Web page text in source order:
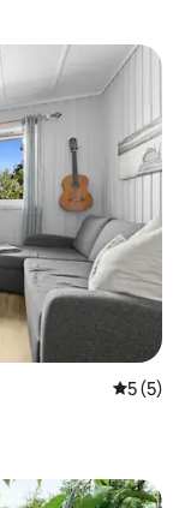
5 (5)